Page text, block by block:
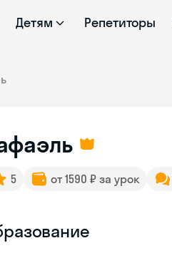
Детям Репетиторы
5 от 1590 ₽ за урок